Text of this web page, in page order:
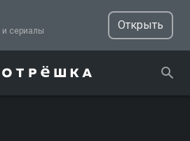
ТВ, фильмы и сериалы
Открыть